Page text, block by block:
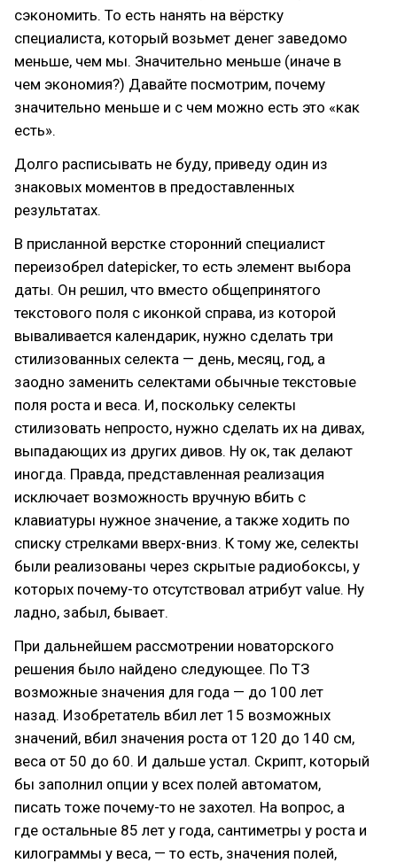
сэкономить. То есть нанять на вёрстку
специалиста, который возьмет денег заведомо
меньше, чем мы. Значительно меньше (иначе в
чем экономия?) Давайте посмотрим, почему
значительно меньше и с чем можно есть это «как
есть».
Долго расписывать не буду, приведу один из
знаковых моментов в предоставленных
результатах.
В присланной верстке сторонний специалист
переизобрел datepicker, то есть элемент выбора
даты. Он решил, что вместо общепринятого
текстового поля с иконкой справа, из которой
вываливается календарик, нужно сделать три
стилизованных селекта — день, месяц, год, а
заодно заменить селектами обычные текстовые
поля роста и веса. И, поскольку селекты
стилизовать непросто, нужно сделать их на дивах,
выпадающих из других дивов. Ну ок, так делают
иногда. Правда, представленная реализация
исключает возможность вручную вбить с
клавиатуры нужное значение, а также ходить по
списку стрелками вверх-вниз. К тому же, селекты
были реализованы через скрытые радиобоксы, у
которых почему-то отсутствовал атрибут value. Ну
ладно, забыл, бывает.
При дальнейшем рассмотрении новаторского
решения было найдено следующее. По ТЗ
возможные значения для года — до 100 лет
назад. Изобретатель вбил лет 15 возможных
значений, вбил значения роста от 120 до 140 см,
веса от 50 до 60. И дальше устал. Скрипт, который
бы заполнил опции у всех полей автоматом,
писать тоже почему-то не захотел. На вопрос, а
где остальные 85 лет у года, сантиметры у роста и
килограммы у веса, — то есть, значения полей,